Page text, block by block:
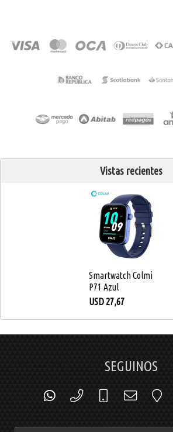
Vistas recientes
Smartwatch Colmi
P71 Azul
USD 27,67
SEGUINOS